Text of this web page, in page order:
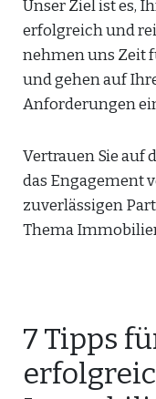
Unser Ziel ist es,
erfolgreich und
nehmen uns Zeit
und gehen auf
Anforderungen
Vertrauen Sie auf
das Engagement
zuverlässigen
Thema
7 Tipps